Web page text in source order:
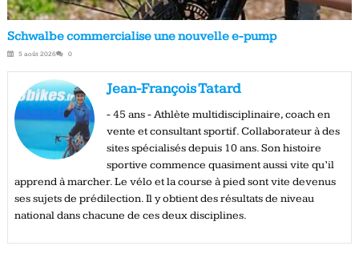
Schwalbe commercialise une nouvelle e-pump
5 août 2026 0
Jean-François Tatard
- 45 ans - Athlète multidisciplinaire, coach en
vente et consultant sportif. Collaborateur à des
sites spécialisés depuis 10 ans. Son histoire
sportive commence quasiment aussi vite qu’il
apprend à marcher. Le vélo et la course à pied sont vite devenus
ses sujets de prédilection. Il y obtient des résultats de niveau
national dans chacune de ces deux disciplines.